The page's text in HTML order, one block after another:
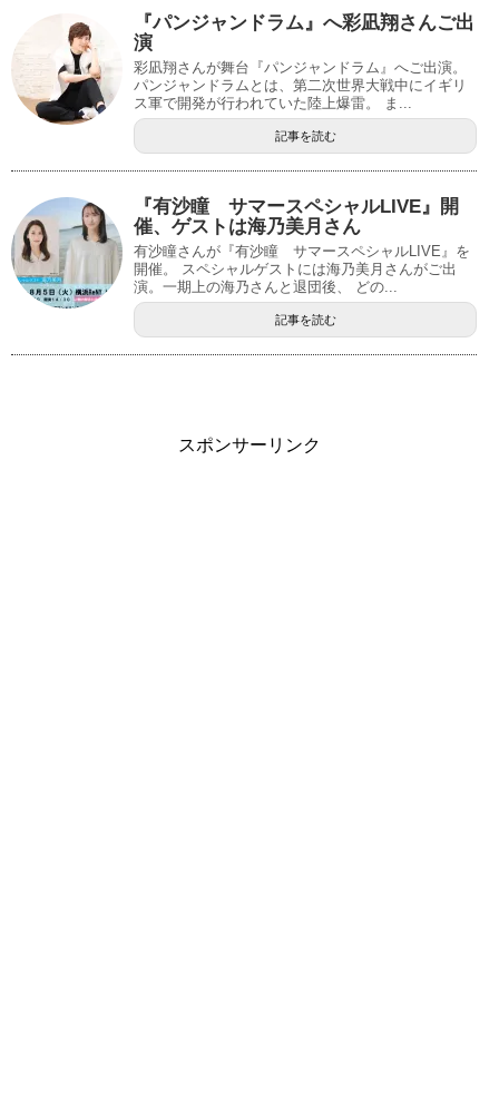
『パンジャンドラム』へ彩凪翔さんご出
演
彩凪翔さんが舞台『パンジャンドラム』へご出演。
パンジャンドラムとは、第二次世界大戦中にイギリ
ス軍で開発が行われていた陸上爆雷。 ま...
記事を読む
『有沙瞳 サマースペシャルLIVE』開
催、ゲストは海乃美月さん
有沙瞳さんが『有沙瞳 サマースペシャルLIVE』を
開催。 スペシャルゲストには海乃美月さんがご出
演。一期上の海乃さんと退団後、 どの...
記事を読む
スポンサーリンク